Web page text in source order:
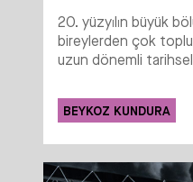
20. yüzyılın büyük
bireylerden çok
uzun dönemli
BEYKOZ KUNDURA